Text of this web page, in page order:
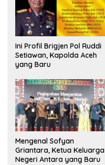
Ini Profil Brigjen Pol Ruddi
Setiawan, Kapolda Aceh
yang Baru
Mengenal Sofyan
Griantara, Ketua Keluarga
Negeri Antara yang Baru